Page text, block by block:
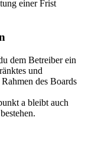
einer Frist
dem Betreiber ein
und
des Boards
a bleibt auch